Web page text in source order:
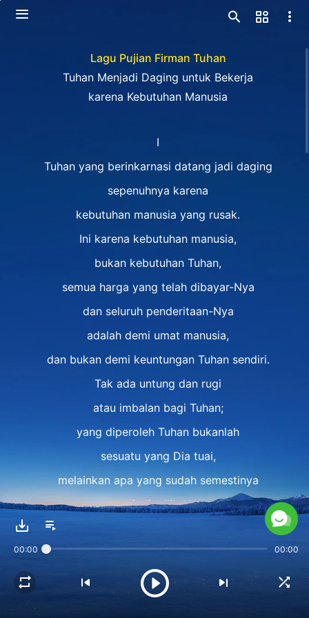
Lagu Pujian Firman Tuhan
Tuhan Menjadi Daging untuk Bekerja
karena Kebutuhan Manusia
I
Tuhan yang berinkarnasi datang jadi daging
sepenuhnya karena
kebutuhan manusia yang rusak.
Ini karena kebutuhan manusia,
bukan kebutuhan Tuhan,
semua harga yang telah dibayar-Nya
dan seluruh penderitaan-Nya
adalah demi umat manusia,
dan bukan demi keuntungan Tuhan sendiri.
Tak ada untung dan rugi
atau imbalan bagi Tuhan;
yang diperoleh Tuhan bukanlah
sesuatu yang Dia tuai,
melainkan apa yang sudah semestinya
menjadi milik-Nya.
Tujuan di balik semua yang Dia lakukan
bagi umat manusia
dan semua harga yang telah dibayar-Nya
bagi umat manusia
00:00 00:00